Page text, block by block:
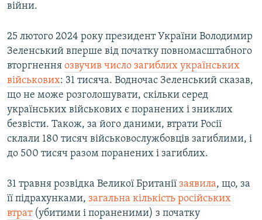
війни.
25 лютого 2024 року президент України Володимир
Зеленський вперше від початку повномасштабного
вторгнення озвучив число загиблих українських
військових: 31 тисяча. Водночас Зеленський сказав,
що не може розголошувати, скільки серед
українських військових є поранених і зниклих
безвісти. Також, за його даними, втрати Росії
склали 180 тисяч військовослужбовців загиблими, і
до 500 тисяч разом поранених і загиблих.
31 травня розвідка Великої Британії заявила, що, за
її підрахунками, загальна кількість російських
втрат(убитими і пораненими) з початку